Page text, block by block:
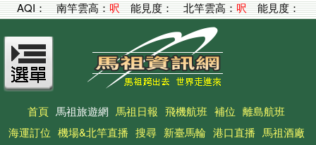
AQI： 南竿雲高：呎能見度：北竿雲高：呎能見度：
首頁 馬祖旅遊網 馬祖日報 飛機航班 補位 離島航班
海運訂位 機場&北竿直播 搜尋 新臺馬輪 港口直播 馬祖酒廠